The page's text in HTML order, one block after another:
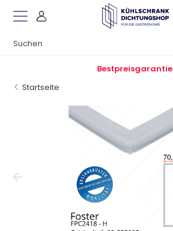
Bestpreisgarantie
Startseite